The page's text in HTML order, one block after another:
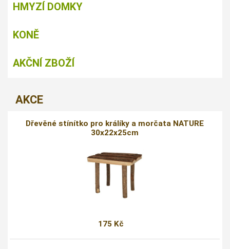
HMYZÍ DOMKY
KONĚ
AKČNÍ ZBOŽÍ
AKCE
Dřevěné stínítko pro králíky a morčata NATURE
30x22x25cm
175 Kč